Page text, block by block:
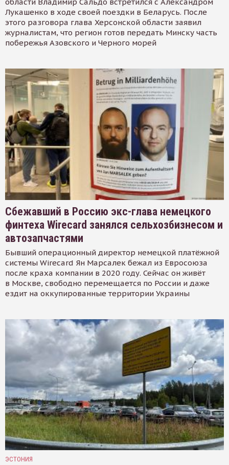
Лукашенко в ходе своей поездки в Беларусь. После
этого разговора глава Херсонской области заявил
журналистам, что регион готов передать Минску часть
побережья Азовского и Черного морей
Сбежавший в Россию экс-глава немецкого
финтеха Wirecard занялся сельхозбизнесом и
автозапчастями
Бывший операционный директор немецкой платёжной
системы Wirecard Ян Марсалек бежал из Евросоюза
после краха компании в 2020 году. Сейчас он живёт
в Москве, свободно перемещается по России и даже
ездит на оккупированные территории Украины
ЭСТОНИЯ